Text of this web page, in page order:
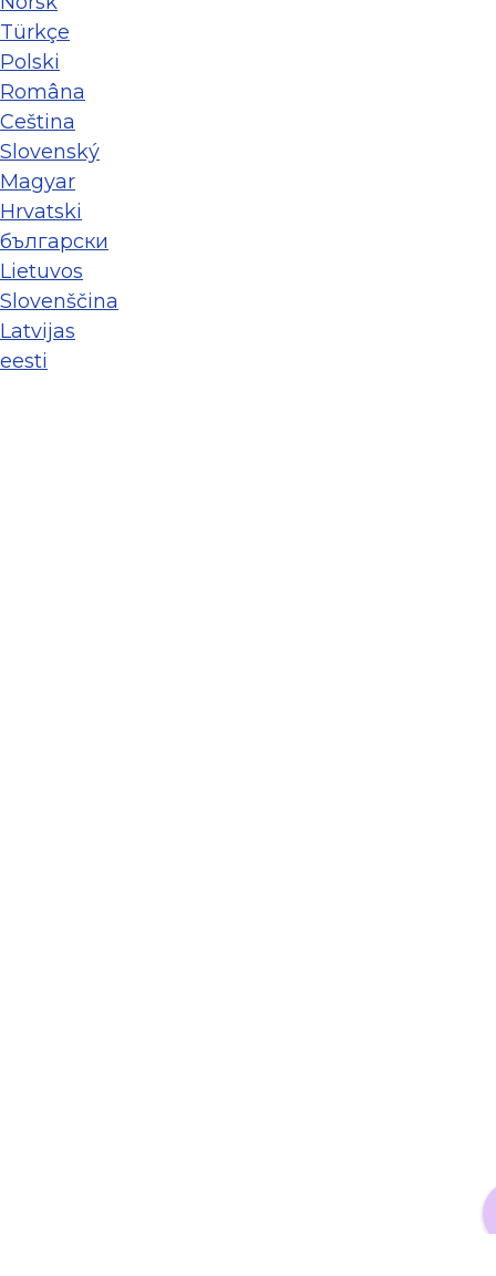
Türkçe
Polski
Româna
Ceština
Slovenský
Magyar
Hrvatski
български
Lietuvos
Slovenščina
Latvijas
eesti